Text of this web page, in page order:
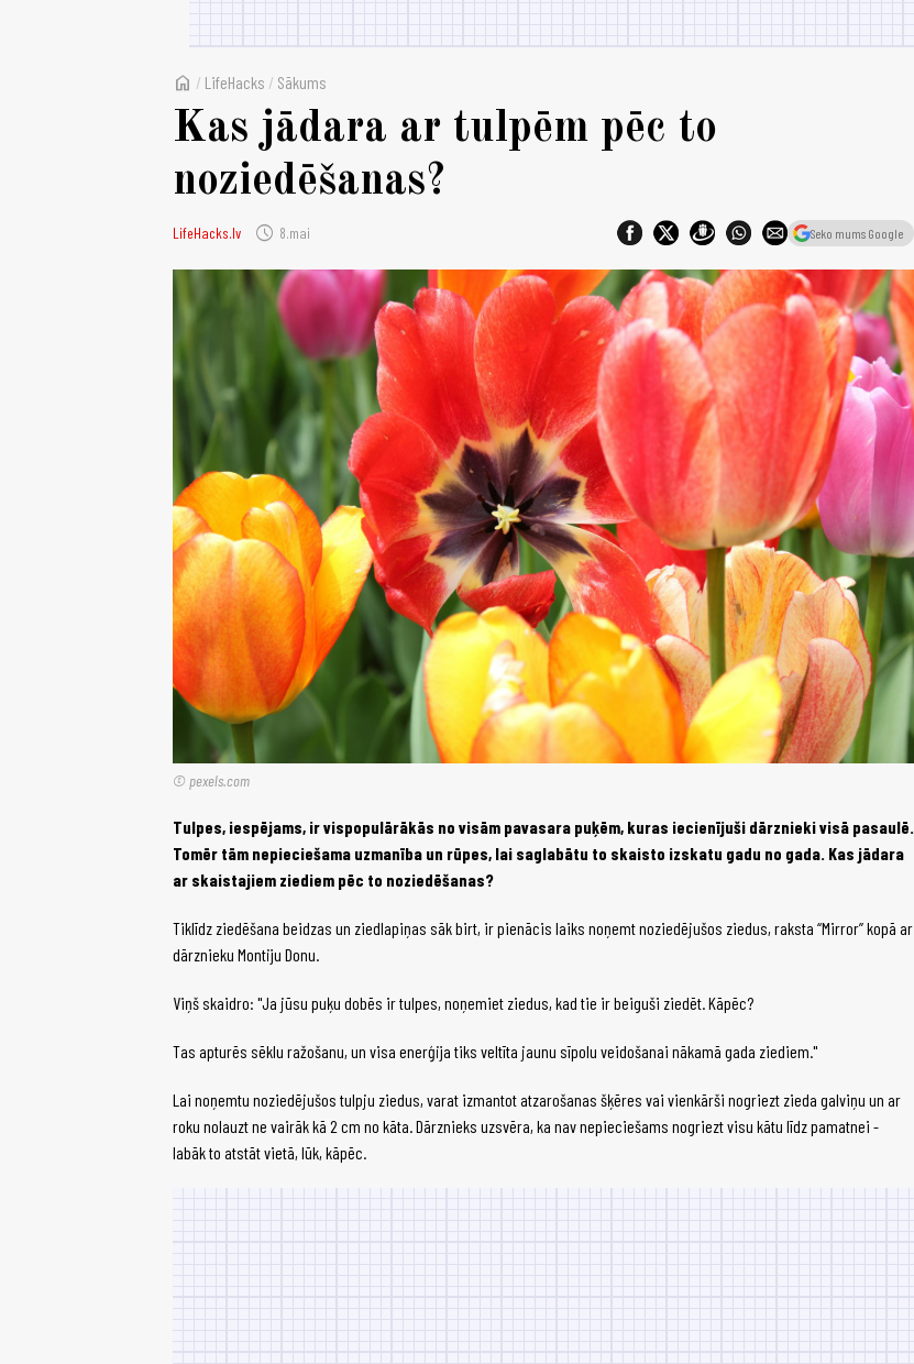
home / LifeHacks / Sākums
Kas jādara ar tulpēm pēc to
noziedēšanas?
LifeHacks.lv schedule 8.mai Seko mums Google
© pexels.com
Tulpes, iespējams, ir vispopulārākās no visām pavasara puķēm, kuras iecienījuši dārznieki visā pasaulē.
Tomēr tām nepieciešama uzmanība un rūpes, lai saglabātu to skaisto izskatu gadu no gada. Kas jādara
ar skaistajiem ziediem pēc to noziedēšanas?
Tiklīdz ziedēšana beidzas un ziedlapiņas sāk birt, ir pienācis laiks noņemt noziedējušos ziedus, raksta “Mirror” kopā ar
dārznieku Montiju Donu.
Viņš skaidro: "Ja jūsu puķu dobēs ir tulpes, noņemiet ziedus, kad tie ir beiguši ziedēt. Kāpēc?
Tas apturēs sēklu ražošanu, un visa enerģija tiks veltīta jaunu sīpolu veidošanai nākamā gada ziediem."
Lai noņemtu noziedējušos tulpju ziedus, varat izmantot atzarošanas šķēres vai vienkārši nogriezt zieda galviņu un ar
roku nolauzt ne vairāk kā 2 cm no kāta. Dārznieks uzsvēra, ka nav nepieciešams nogriezt visu kātu līdz pamatnei -
labāk to atstāt vietā, lūk, kāpēc.